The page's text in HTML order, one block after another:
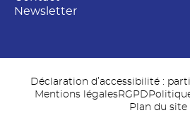
Newsletter
Déclaration d’accessibilité :
Mentions légalesRGPD
Plan du site